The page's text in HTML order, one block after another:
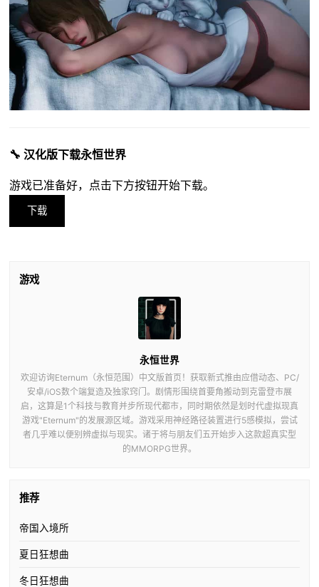
🔧 汉化版下载永恒世界
游戏已准备好，点击下方按钮开始下载。
下载
游戏
永恒世界
欢迎访询Eternum（永恒范围）中文版首页！获取新式推由应借动态、PC/
安卓/iOS数个端复造及独家窍门。剧情形围绕首要角搬动到克雷登市展
启，这算是1个科技与教育并步所现代都市，同时期依然是划时代虚拟现真
游戏"Eternum"的发展源区域。游戏采用神经路径装置进行5感模拟，尝试
者几乎难以便别辨虚拟与现实。诸于将与朋友们五开始步入这款超真实型
的MMORPG世界。
推荐
帝国入境所
夏日狂想曲
冬日狂想曲